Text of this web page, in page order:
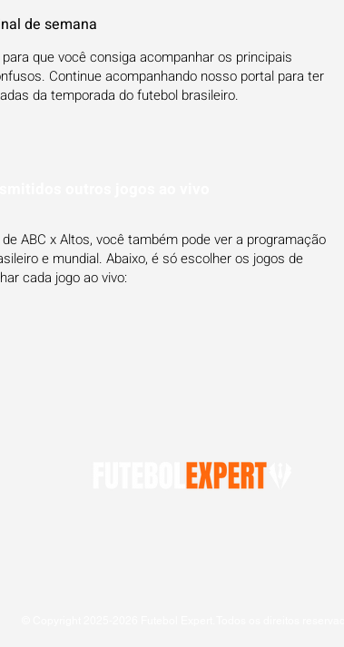
de semana
que você consiga acompanhar os principais
Continue acompanhando nosso portal para ter
da temporada do futebol brasileiro.
ABC x Altos, você também pode ver a programação
e mundial. Abaixo, é só escolher os jogos de
cada jogo ao vivo: